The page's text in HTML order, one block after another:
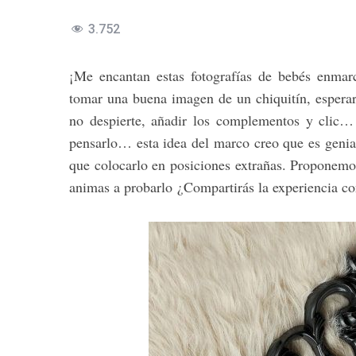
3.752
¡Me encantan estas fotografías de bebés
tomar una buena imagen de un chiquitín,
no despierte, añadir los complementos y
pensarlo… esta idea del marco creo que es
que colocarlo en posiciones extrañas.
animas a probarlo ¿Compartirás la experiencia